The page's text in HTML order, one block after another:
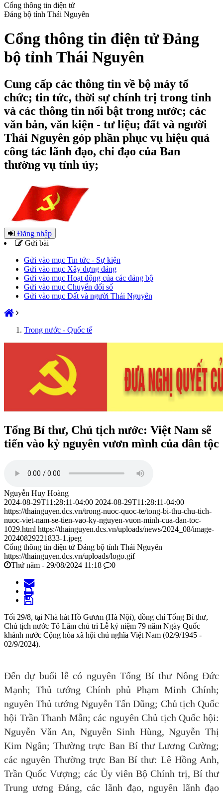
Cổng thông tin điện tử
Đảng bộ tỉnh Thái Nguyên
Cổng thông tin điện tử Đảng
bộ tỉnh Thái Nguyên
Cung cấp các thông tin về bộ máy tổ
chức; tin tức, thời sự chính trị trong tỉnh
và các thông tin nổi bật trong nước; các
văn bản, văn kiện - tư liệu; đất và người
Thái Nguyên góp phần phục vụ hiệu quả
công tác lãnh đạo, chỉ đạo của Ban
thường vụ tỉnh ủy;
Đăng nhập
Gửi bài
Gửi vào mục Tin tức - Sự kiện
Gửi vào mục Xây dựng đảng
Gửi vào mục Hoạt động của các đảng bộ
Gửi vào mục Chuyển đổi số
Gửi vào mục Đất và người Thái Nguyên
Trong nước - Quốc tế
Tổng Bí thư, Chủ tịch nước: Việt Nam sẽ
tiến vào kỷ nguyên vươn mình của dân tộc
Nguyễn Huy Hoàng
2024-08-29T11:28:11-04:00 2024-08-29T11:28:11-04:00
https://thainguyen.dcs.vn/trong-nuoc-quoc-te/tong-bi-thu-chu-tich-
nuoc-viet-nam-se-tien-vao-ky-nguyen-vuon-minh-cua-dan-toc-
1029.html https://thainguyen.dcs.vn/uploads/news/2024_08/image-
20240829221833-1.jpeg
Cổng thông tin điện tử Đảng bộ tỉnh Thái Nguyên
https://thainguyen.dcs.vn/uploads/logo.gif
Thứ năm - 29/08/2024 11:18
0
Tối 29/8, tại Nhà hát Hồ Gươm (Hà Nội), đồng chí Tổng Bí thư,
Chủ tịch nước Tô Lâm chủ trì Lễ kỷ niệm 79 năm Ngày Quốc
khánh nước Cộng hòa xã hội chủ nghĩa Việt Nam (02/9/1945 -
02/9/2024).
Đến dự buổi lễ có nguyên Tổng Bí thư Nông Đức
Mạnh; Thủ tướng Chính phủ Phạm Minh Chính;
nguyên Thủ tướng Nguyễn Tấn Dũng; Chủ tịch Quốc
hội Trần Thanh Mẫn; các nguyên Chủ tịch Quốc hội:
Nguyễn Văn An, Nguyễn Sinh Hùng, Nguyễn Thị
Kim Ngân; Thường trực Ban Bí thư Lương Cường;
các nguyên Thường trực Ban Bí thư: Lê Hồng Anh,
Trần Quốc Vượng; các Ủy viên Bộ Chính trị, Bí thư
Trung ương Đảng, các lãnh đạo, nguyên lãnh đạo